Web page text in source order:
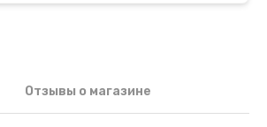
Отзывы о магазине